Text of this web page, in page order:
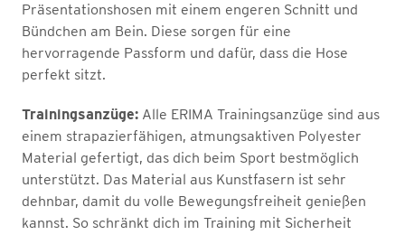
Präsentationshosen mit einem engeren Schnitt und
Bündchen am Bein. Diese sorgen für eine
hervorragende Passform und dafür, dass die Hose
perfekt sitzt.
Trainingsanzüge: Alle ERIMA Trainingsanzüge sind aus
einem strapazierfähigen, atmungsaktiven Polyester
Material gefertigt, das dich beim Sport bestmöglich
unterstützt. Das Material aus Kunstfasern ist sehr
dehnbar, damit du volle Bewegungsfreiheit genießen
kannst. So schränkt dich im Training mit Sicherheit